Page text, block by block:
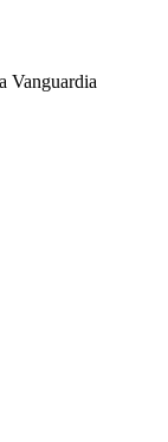
Vanguardia